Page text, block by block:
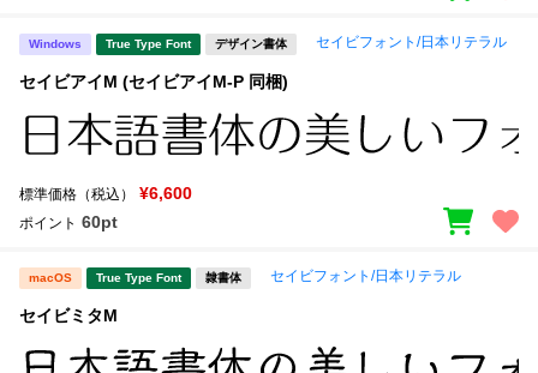
Windows True Type Font デザイン書体 セイビフォント/日本リテラル
セイビアイM (セイビアイM-P 同梱)
標準価格（税込） ¥6,600
ポイント 60pt
macOS True Type Font 隷書体 セイビフォント/日本リテラル
セイビミタM